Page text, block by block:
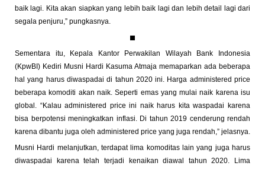
baik lagi. Kita akan siapkan yang lebih baik lagi dan lebih detail lagi dari
segala penjuru,” pungkasnya.
Sementara itu, Kepala Kantor Perwakilan Wilayah Bank Indonesia
(KpwBI) Kediri Musni Hardi Kasuma Atmaja memaparkan ada beberapa
hal yang harus diwaspadai di tahun 2020 ini. Harga administered price
beberapa komoditi akan naik. Seperti emas yang mulai naik karena isu
global. “Kalau administered price ini naik harus kita waspadai karena
bisa berpotensi meningkatkan inflasi. Di tahun 2019 cenderung rendah
karena dibantu juga oleh administered price yang juga rendah,” jelasnya.
Musni Hardi melanjutkan, terdapat lima komoditas lain yang juga harus
diwaspadai karena telah terjadi kenaikan diawal tahun 2020. Lima